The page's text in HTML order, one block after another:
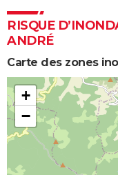
RISQUE
ANDRÉ
Carte des zones
+
−